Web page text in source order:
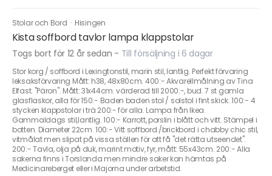
Stolar och Bord · Hisingen
Kista soffbord tavlor lampa klappstolar
Togs bort för 12 år sedan - Till försäljning i 6 dagar
Stor korg / soffbord i Lexingtonstil, marin stil, lantlig. Perfekt förvaring
leksaksförvaring Mått: h38, 48x80cm. 400:- Akvarellmålning av Tina
Elfast. "Päron". Mått: 31x44cm. värderad till 2000:-, bud. 7 st gamla
glasflaskor, alla för 150:- Baden baden stol / solstol i fint skick. 100:- 4
stycken klappstolar i trä 200:- för alla. Lampa från Ikea.
Gammaldags stil,lantlig. 100:- Karrott, porslin i blått och vitt. Stämpel i
botten. Diameter 22cm. 100:- Vitt soffbord /brickbord i chabby chic stil,
vitmålat men slipat på vissa ställen för att få "det rätta utseendet".
200:- Tavla, olja på duk, marint motiv, fyr, mått: 55x43cm. 200:- Alla
sakerna finns i Torslanda men mindre saker kan hämtas på
Medicinareberget eller i Majorna under arbetstid.